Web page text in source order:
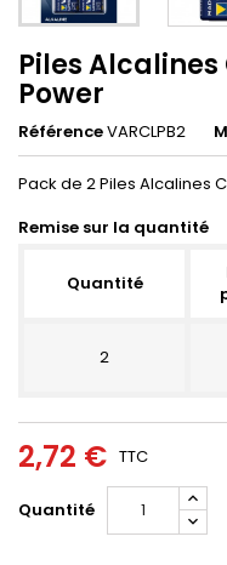
Piles Alcalines
Power
RéférenceVARCLPB2
Pack de 2 Piles Alcalines
Remise sur la quantité
Quantité
2
2,72 € TTC
Quantité